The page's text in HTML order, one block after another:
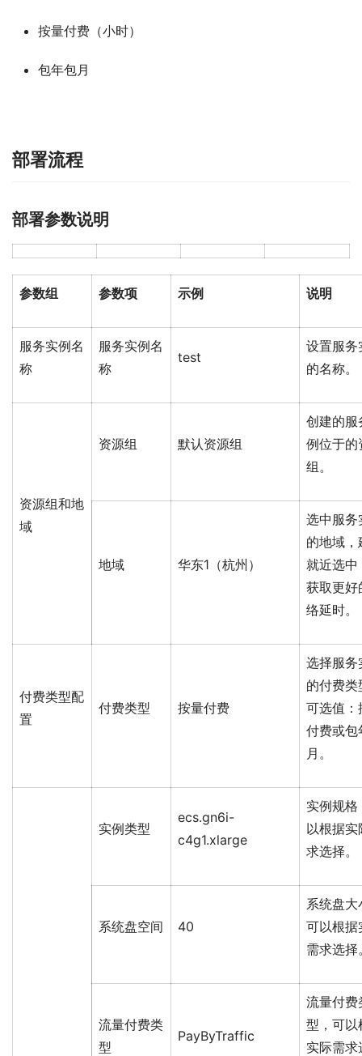
按量付费（小时）
包年包月
部署流程
部署参数说明
参数组 参数项 示例 说明
服务实例名
称
服务实例名
称
test
设置服务
的名称。
资源组和地
域
资源组 默认资源组
创建的服
例位于的
组。
地域 华东1（杭州）
选中服务
的地域，
就近选中
获取更好
络延时。
付费类型配
置
付费类型 按量付费
选择服务
的付费类
可选值：
付费或包
月。
实例类型
ecs.gn6i-
c4g1.xlarge
实例规格
以根据实
求选择。
系统盘空间 40
系统盘大
可以根据
需求选择
流量付费类
型
PayByTraffic
流量付费
型，可以
实际需求